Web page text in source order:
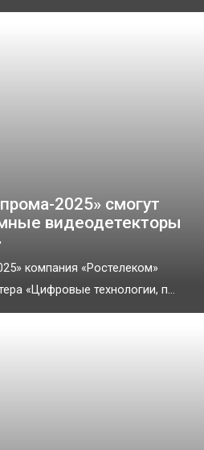
2025» смогут
видеодетекторы
компания «Ростелеком»
«Цифровые технологии, п...